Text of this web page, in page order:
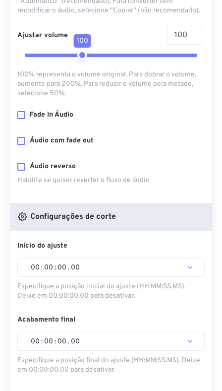
recodificar o áudio, selecione "Copiar" (não recomendado).
Ajustar volume
100
100% representa o volume original. Para dobrar o volume,
aumente para 200%. Para reduzir o volume pela metade,
selecione 50%.
Fade In Áudio
Áudio com fade out
Áudio reverso
Habilite se quiser reverter o fluxo de áudio
Configurações de corte
Início do ajuste
00 : 00 : 00 . 00
Especifique a posição inicial do ajuste (HH:MM:SS.MS).
Deixe em 00:00:00.00 para desativar.
Acabamento final
00 : 00 : 00 . 00
Especifique a posição final do ajuste (HH:MM:SS.MS). Deixe
em 00:00:00.00 para desativar.